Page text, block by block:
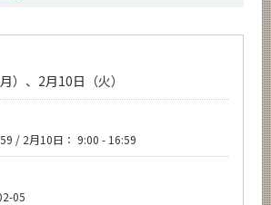
）、2月10日（火）
/ 2月10日： 9:00 - 16:59
05